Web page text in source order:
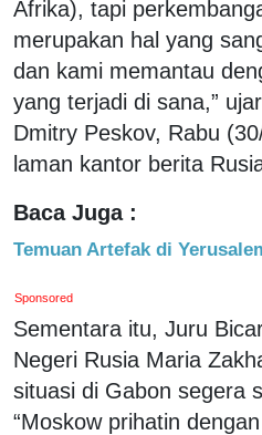
Afrika), tapi
merupakan hal yang
dan kami memantau
yang terjadi di sana,”
Dmitry Peskov, Rabu
laman kantor berita
Baca Juga :
Temuan Artefak di
Sponsored
Sementara itu, Juru
Negeri Rusia Maria
situasi di Gabon segera
“Moskow prihatin